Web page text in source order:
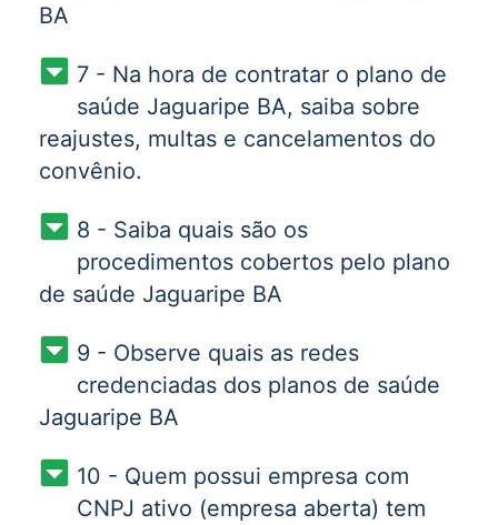
BA
7 - Na hora de contratar o plano de
saúde Jaguaripe BA, saiba sobre
reajustes, multas e cancelamentos do
convênio.
8 - Saiba quais são os
procedimentos cobertos pelo plano
de saúde Jaguaripe BA
9 - Observe quais as redes
credenciadas dos planos de saúde
Jaguaripe BA
10 - Quem possui empresa com
CNPJ ativo (empresa aberta) tem